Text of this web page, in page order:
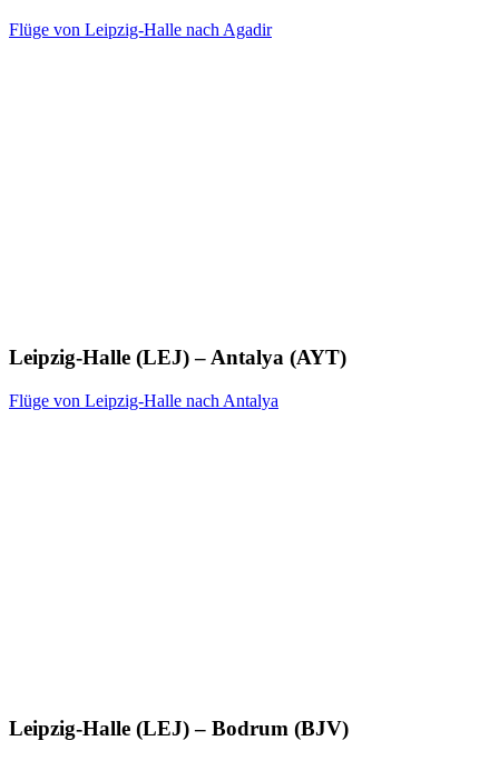
Flüge von Leipzig-Halle nach Agadir
Leipzig-Halle (LEJ) – Antalya (AYT)
Flüge von Leipzig-Halle nach Antalya
Leipzig-Halle (LEJ) – Bodrum (BJV)